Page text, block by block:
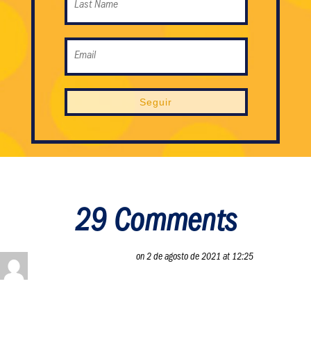
Seguir
29 Comments
on 2 de agosto de 2021 at 12:25